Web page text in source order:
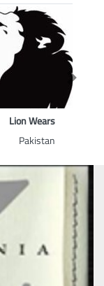
Lion Wears
Pakistan
Next